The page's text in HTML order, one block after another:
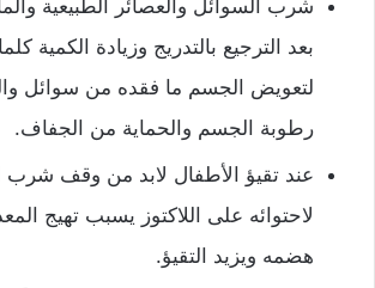
شرب السوائل والعصائر الطبيعية
بعد الترجيع بالتدريج وزيادة الكمية
لتعويض الجسم ما فقده من سوائل
رطوبة الجسم والحماية من الجفاف.
عند تقيؤ الأطفال لابد من وقف شرب
لاحتوائه على اللاكتوز يسبب تهيج
هضمه ويزيد التقيؤ.